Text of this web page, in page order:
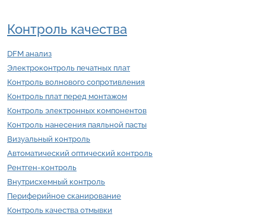
Контроль качества
DFM анализ
Электроконтроль печатных плат
Контроль волнового сопротивления
Контроль плат перед монтажом
Контроль электронных компонентов
Контроль нанесения паяльной пасты
Визуальный контроль
Автоматический оптический контроль
Рентген-контроль
Внутрисхемный контроль
Периферийное сканирование
Контроль качества отмывки